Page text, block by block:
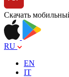
Скачать
RU
EN
IT